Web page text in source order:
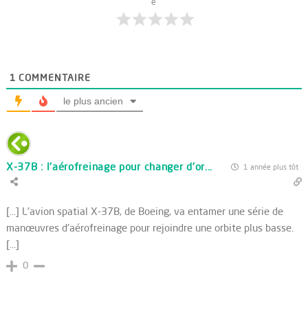
1 COMMENTAIRE
le plus ancien
X-37B : l'aérofreinage pour changer d'or... 1 année plus tôt
[…] L'avion spatial X-37B, de Boeing, va entamer une série de
manœuvres d'aérofreinage pour rejoindre une orbite plus basse.
[…]
0